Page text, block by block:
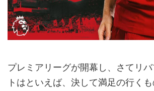
プレミアリーグが開幕し、さてリ
トはといえば、決して満足の行く